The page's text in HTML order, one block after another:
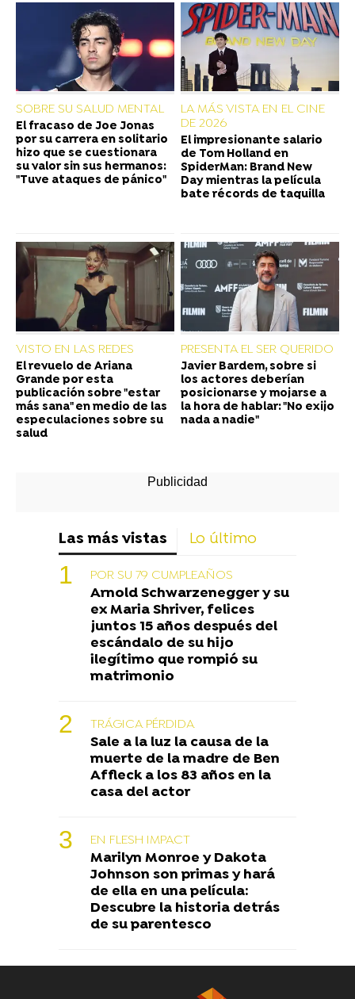
SOBRE SU SALUD MENTAL
El fracaso de Joe Jonas
por su carrera en solitario
hizo que se cuestionara
su valor sin sus hermanos:
"Tuve ataques de pánico"
LA MÁS VISTA EN EL CINE
DE 2026
El impresionante salario
de Tom Holland en
SpiderMan: Brand New
Day mientras la película
bate récords de taquilla
VISTO EN LAS REDES
El revuelo de Ariana
Grande por esta
publicación sobre "estar
más sana" en medio de las
especulaciones sobre su
salud
PRESENTA EL SER QUERIDO
Javier Bardem, sobre si
los actores deberían
posicionarse y mojarse a
la hora de hablar: "No exijo
nada a nadie"
Las más vistas Lo último
POR SU 79 CUMPLEAÑOS
Arnold Schwarzenegger y su
ex Maria Shriver, felices
juntos 15 años después del
escándalo de su hijo
ilegítimo que rompió su
matrimonio
TRÁGICA PÉRDIDA
Sale a la luz la causa de la
muerte de la madre de Ben
Affleck a los 83 años en la
casa del actor
EN FLESH IMPACT
Marilyn Monroe y Dakota
Johnson son primas y hará
de ella en una película:
Descubre la historia detrás
de su parentesco